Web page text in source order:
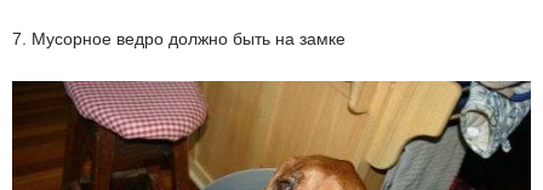
7. Мусорное ведро должно быть на замке